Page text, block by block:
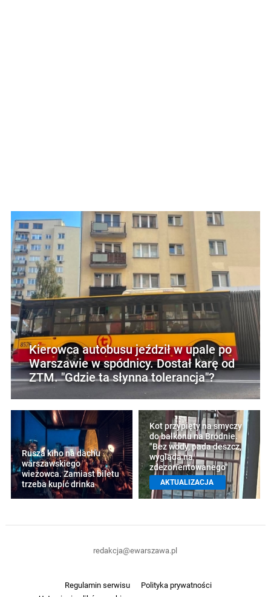
Kierowca autobusu jeździł w upale po
Warszawie w spódnicy. Dostał karę od
ZTM. "Gdzie ta słynna tolerancja"?
Rusza kino na dachu
warszawskiego
wieżowca. Zamiast biletu
trzeba kupić drinka
Kot przypięty na smyczy
do balkonu na Bródnie.
"Bez wody, pada deszcz,
wygląda na
zdezorientowanego"
AKTUALIZACJA
Regulamin serwisu
Polityka prywatności
redakcja@ewarszawa.pl